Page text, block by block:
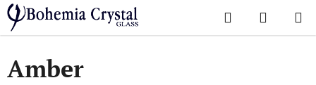
Zum
Inhalt
springen
Suchen
Startseite
/ Lieblingskollektionen / Amber
Amber